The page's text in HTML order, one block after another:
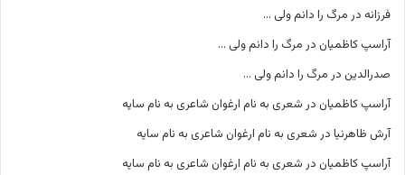
فرزانه در مرگ را دانم ولی …
آراسپ کاظمیان در مرگ را دانم ولی …
صدرالدین در مرگ را دانم ولی …
آراسپ کاظمیان در شعری به نام ارغوان شاعری به نام سایه
آرش ظاهرنیا در شعری به نام ارغوان شاعری به نام سایه
آراسپ کاظمیان در شعری به نام ارغوان شاعری به نام سایه